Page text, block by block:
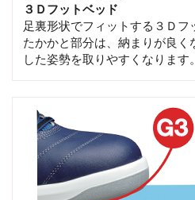
３Ｄフットベッド
足裏形状でフィットする３Ｄフ
たかかと部分は、納まりが良く
した姿勢を取りやすくなります。